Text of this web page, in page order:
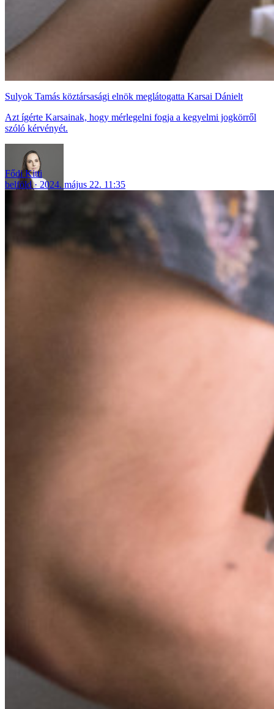
Sulyok Tamás köztársasági elnök meglátogatta Karsai Dánielt
Azt ígérte Karsainak, hogy mérlegelni fogja a kegyelmi jogkörről
szóló kérvényét.
Fődi Kitti
belföld
2024. május 22. 11:35